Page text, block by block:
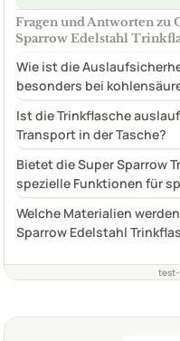
Fragen und Antworten zu
Sparrow Edelstahl
Wie ist die
besonders bei
Ist die Trinkflasche
Transport in der Tasche?
Bietet die Super Sparrow
spezielle Funktionen für
Welche Materialien
Sparrow Edelstahl